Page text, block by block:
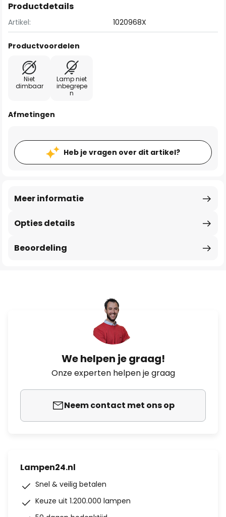
Productdetails
Artikel: 1020968X
Productvoordelen
Niet
dimbaar
Lamp niet
inbegrepe
n
Afmetingen
Heb je vragen over dit artikel?
Opties details
Meer informatie
Beoordeling
We helpen je graag!
Onze experten helpen je graag
Neem contact met ons op
Lampen24.nl
Snel & veilig betalen
Keuze uit 1.200.000 lampen